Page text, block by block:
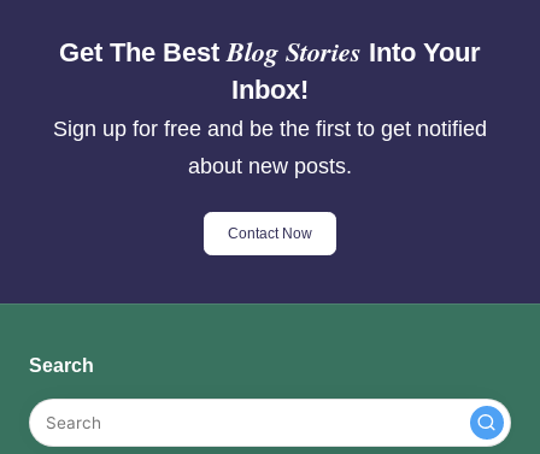
Get The BestBlog Stories Into Your
Inbox!
Sign up for free and be the first to get notified
about new posts.
Contact Now
Search